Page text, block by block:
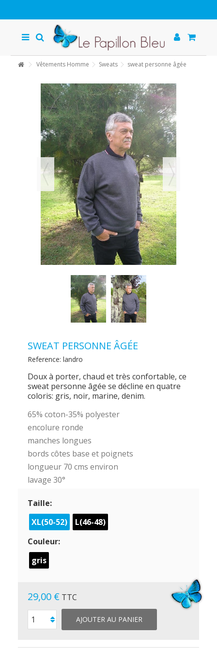
Vêtements Homme Sweats sweat personne âgée
SWEAT PERSONNE ÂGÉE
Reference: landro
Doux à porter, chaud et très confortable, ce
sweat personne âgée se décline en quatre
coloris: gris, noir, marine, denim.
65% coton-35% polyester
encolure ronde
manches longues
bords côtes base et poignets
longueur 70 cms environ
lavage 30°
Taille:
XL(50-52)
L(46-48)
Couleur:
gris
29,00 € TTC
AJOUTER AU PANIER